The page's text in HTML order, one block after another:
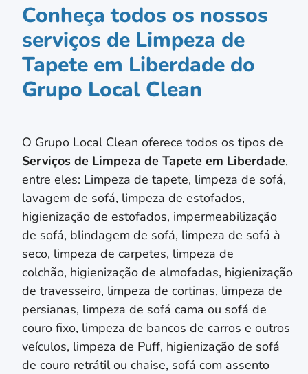
Conheça todos os nossos
serviços de Limpeza de
Tapete em Liberdade do
Grupo Local Clean
O Grupo Local Clean oferece todos os tipos de
Serviços de Limpeza de Tapete em Liberdade,
entre eles: Limpeza de tapete, limpeza de sofá,
lavagem de sofá, limpeza de estofados,
higienização de estofados, impermeabilização
de sofá, blindagem de sofá, limpeza de sofá à
seco, limpeza de carpetes, limpeza de
colchão, higienização de almofadas, higienização
de travesseiro, limpeza de cortinas, limpeza de
persianas, limpeza de sofá cama ou sofá de
couro fixo, limpeza de bancos de carros e outros
veículos, limpeza de Puff, higienização de sofá
de couro retrátil ou chaise, sofá com assento